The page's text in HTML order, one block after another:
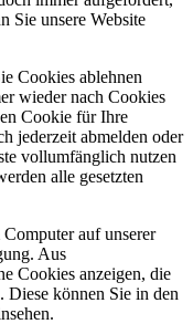
Sie unsere Website
Cookies ablehnen
wieder nach Cookies
Cookie für Ihre
jederzeit abmelden oder
vollumfänglich nutzen
alle gesetzten
auf unserer
Aus
Cookies anzeigen, die
Diese können Sie in den